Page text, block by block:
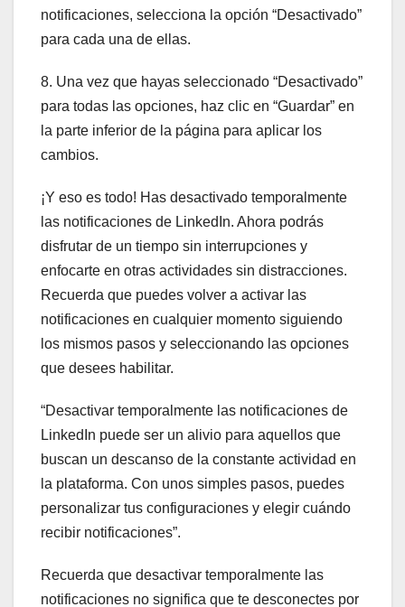
notificaciones, selecciona la opción “Desactivado”
para cada una de ellas.
8. Una vez que hayas seleccionado “Desactivado”
para todas las opciones, haz clic en “Guardar” en
la parte inferior de la página para aplicar los
cambios.
¡Y eso es todo! Has desactivado temporalmente
las notificaciones de LinkedIn. Ahora podrás
disfrutar de un tiempo sin interrupciones y
enfocarte en otras actividades sin distracciones.
Recuerda que puedes volver a activar las
notificaciones en cualquier momento siguiendo
los mismos pasos y seleccionando las opciones
que desees habilitar.
“Desactivar temporalmente las notificaciones de
LinkedIn puede ser un alivio para aquellos que
buscan un descanso de la constante actividad en
la plataforma. Con unos simples pasos, puedes
personalizar tus configuraciones y elegir cuándo
recibir notificaciones”.
Recuerda que desactivar temporalmente las
notificaciones no significa que te desconectes por